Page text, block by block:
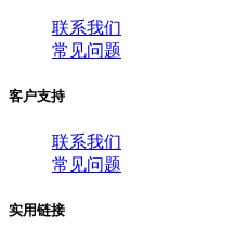
联系我们
常见问题
客户支持
联系我们
常见问题
实用链接